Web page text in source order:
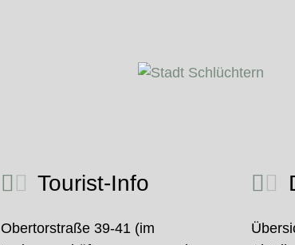
Tourist-Info
Obertorstraße 39-41 (im